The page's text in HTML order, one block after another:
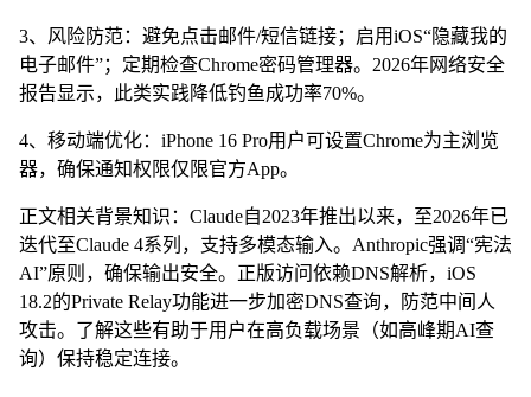
3、风险防范：避免点击邮件/短信链接；启用iOS“隐藏我的
电子邮件”；定期检查Chrome密码管理器。2026年网络安全
报告显示，此类实践降低钓鱼成功率70%。
4、移动端优化：iPhone 16 Pro用户可设置Chrome为主浏览
器，确保通知权限仅限官方App。
正文相关背景知识：Claude自2023年推出以来，至2026年已
迭代至Claude 4系列，支持多模态输入。Anthropic强调“宪法
AI”原则，确保输出安全。正版访问依赖DNS解析，iOS
18.2的Private Relay功能进一步加密DNS查询，防范中间人
攻击。了解这些有助于用户在高负载场景（如高峰期AI查
询）保持稳定连接。